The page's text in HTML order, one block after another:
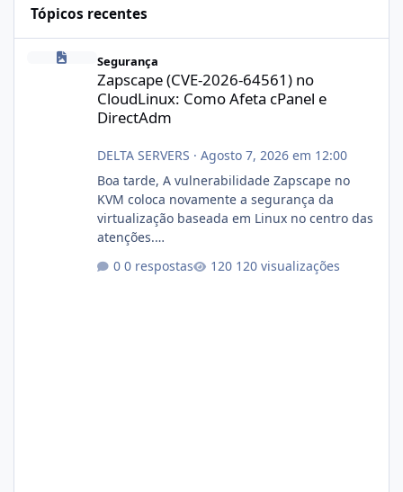
Tópicos recentes
Zapscape (CVE-2026-64561) no CloudLinux: Como Afeta cPanel
Segurança
Zapscape (CVE-2026-64561) no
CloudLinux: Como Afeta cPanel e
DirectAdm
DELTA SERVERS · Agosto 7, 2026 em 12:00
Boa tarde, A vulnerabilidade Zapscape no
KVM coloca novamente a segurança da
virtualização baseada em Linux no centro das
atenções.
xjx23zz5f Criamos uma breve explicação:
0 respostas 120 visualizações